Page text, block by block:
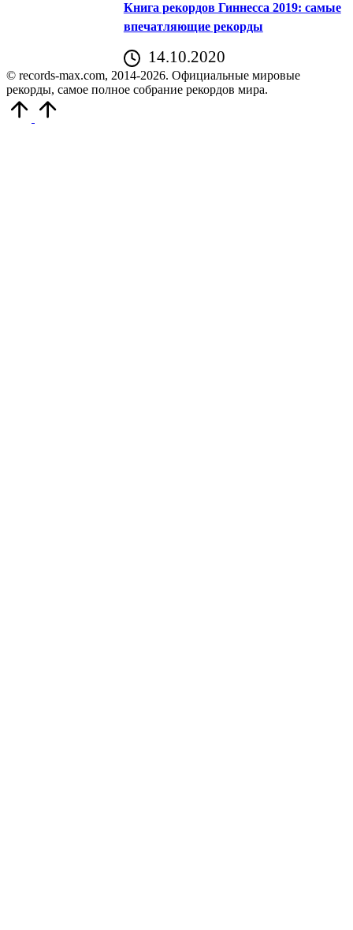
Книга рекордов Гиннесса 2019: самые
впечатляющие рекорды
14.10.2020
© records-max.com, 2014-2026. Официальные мировые
рекорды, самое полное собрание рекордов мира.